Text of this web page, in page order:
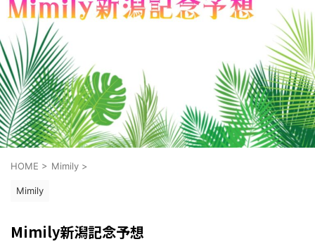
HOME > Mimily >
Mimily
Mimily新潟記念予想